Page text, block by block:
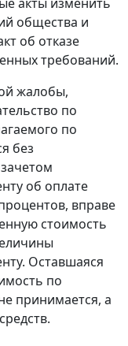
акты изменить
общества и
об отказе
требований.
жалобы,
по
по
без
об оплате
вправе
стоимость
Оставшаяся
по
принимается, а